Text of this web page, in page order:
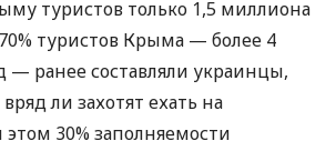
туристов только 1,5 миллиона
туристов Крыма — более 4
— ранее составляли украинцы,
ли захотят ехать на
30% заполняемости